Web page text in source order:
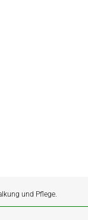
und Pflege.